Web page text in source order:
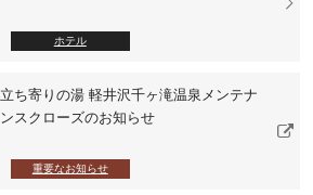
ホテル
立ち寄りの湯 軽井沢千ヶ滝温泉メンテナ
ンスクローズのお知らせ
重要なお知らせ